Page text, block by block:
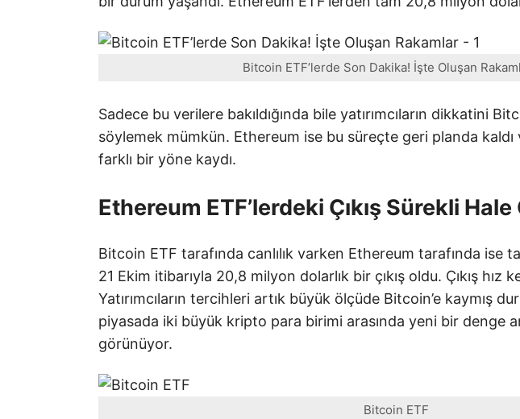
Bitcoin ETF’lerde Son Dakika! İşte Oluşan
Sadece bu verilere bakıldığında bile yatırımcıların dikkatini
söylemek mümkün. Ethereum ise bu süreçte geri planda
farklı bir yöne kaydı.
Ethereum ETF’lerdeki Çıkış Sürekli
Bitcoin ETF tarafında canlılık varken Ethereum tarafında ise
21 Ekim itibarıyla 20,8 milyon dolarlık bir çıkış oldu. Çıkış hız
Yatırımcıların tercihleri artık büyük ölçüde Bitcoin’e kaymış
piyasada iki büyük kripto para birimi arasında yeni bir denge
görünüyor.
Bitcoin ETF